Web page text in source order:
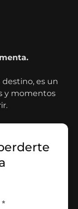
es un
y momentos
*